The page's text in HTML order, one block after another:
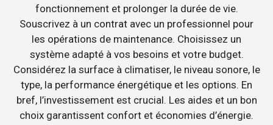
fonctionnement et prolonger la durée de vie.
Souscrivez à un contrat avec un professionnel pour
les opérations de maintenance. Choisissez un
système adapté à vos besoins et votre budget.
Considérez la surface à climatiser, le niveau sonore, le
type, la performance énergétique et les options. En
bref, l’investissement est crucial. Les aides et un bon
choix garantissent confort et économies d’énergie.